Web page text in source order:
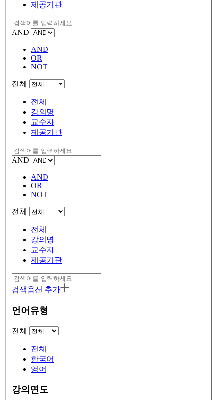
제공기관
AND
AND
OR
NOT
전체
전체
강의명
교수자
제공기관
AND
AND
OR
NOT
전체
전체
강의명
교수자
제공기관
검색옵션 추가
언어유형
전체
전체
한국어
영어
강의연도